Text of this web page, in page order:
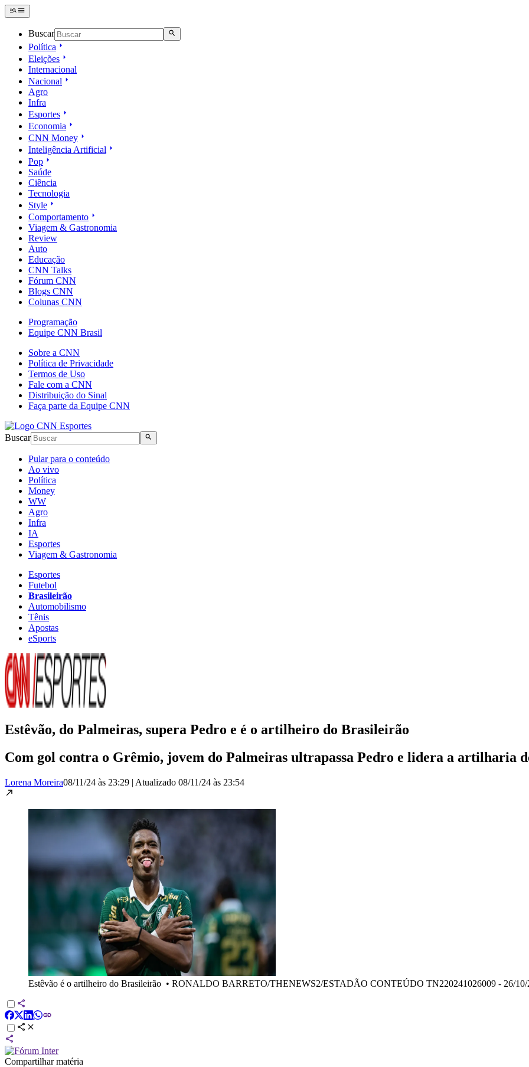
Buscar
Política
Eleições
Internacional
Nacional
Agro
Infra
Esportes
Economia
CNN Money
Inteligência Artificial
Pop
Saúde
Ciência
Tecnologia
Style
Comportamento
Viagem & Gastronomia
Review
Auto
Educação
CNN Talks
Fórum CNN
Blogs CNN
Colunas CNN
Programação
Equipe CNN Brasil
Sobre a CNN
Política de Privacidade
Termos de Uso
Fale com a CNN
Distribuição do Sinal
Faça parte da Equipe CNN
Buscar
Pular para o conteúdo
Ao vivo
Política
Money
WW
Agro
Infra
IA
Esportes
Viagem & Gastronomia
Esportes
Futebol
Brasileirão
Automobilismo
Tênis
Apostas
eSports
Estêvão, do Palmeiras, supera Pedro e é o artilheiro do Brasileirão
Com gol contra o Grêmio, jovem do Palmeiras ultrapassa Pedro e lidera a artilharia
Lorena Moreira08/11/24 às 23:29 | Atualizado 08/11/24 às 23:54
Estêvão é o artilheiro do Brasileirão • RONALDO BARRETO/THENEWS2/ESTADÃO CONTEÚDO TN220241026009 - 26/10/
Compartilhar matéria